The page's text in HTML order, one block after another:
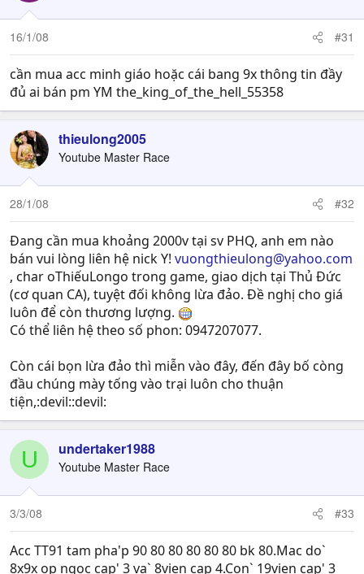
16/1/08 #31
cần mua acc minh giáo hoặc cái bang 9x thông tin đầy
đủ ai bán pm YM the_king_of_the_hell_55358
thieulong2005
Youtube Master Race
28/1/08 #32
Đang cần mua khoảng 2000v tại sv PHQ, anh em nào
bán vui lòng liên hệ nick Y! vuongthieulong@yahoo.com
, char oThiếuLongo trong game, giao dịch tại Thủ Đức
(cơ quan CA), tuyệt đối không lừa đảo. Đề nghị cho giá
luôn để còn thương lượng.
Có thể liên hệ theo số phon: 0947207077.
Còn cái bọn lừa đảo thì miễn vào đây, đến đây bố còng
đầu chúng mày tống vào trại luôn cho thuận
tiện,:devil::devil:
U undertaker1988
Youtube Master Race
3/3/08 #33
Acc TT91 tam pha'p 90 80 80 80 80 80 bk 80.Mac do`
8x9x op ngoc cap' 3 va` 8vien cap 4.Con` 19vien cap' 3